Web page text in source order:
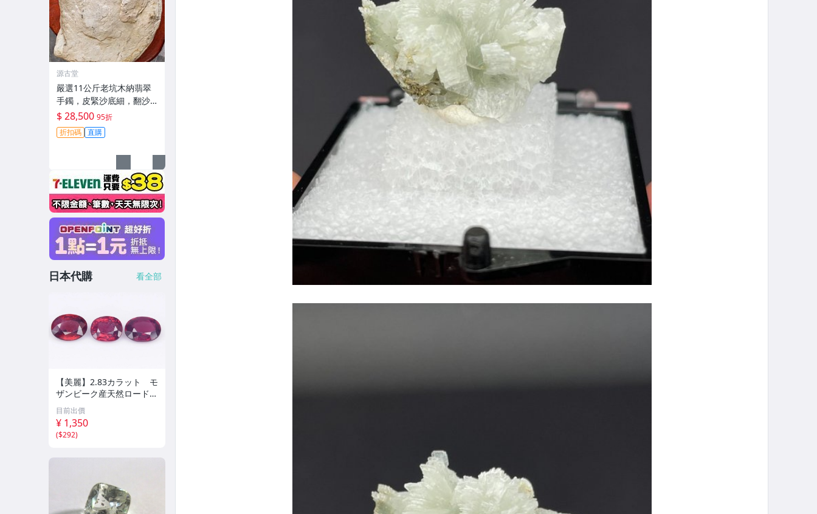
源古堂
嚴選11公斤老坑木納翡翠
手鐲，皮緊沙底細，翻沙
均勻，適合收藏家鐲#翡翠
手鐲 玉石
$ 28,500 95折
折扣碼 直購
日本代購 看全部
【美麗】2.83カラット モ
ザンビーク産天然ロードラ
イト・ガーネット
目前出價
¥ 1,350
($292)